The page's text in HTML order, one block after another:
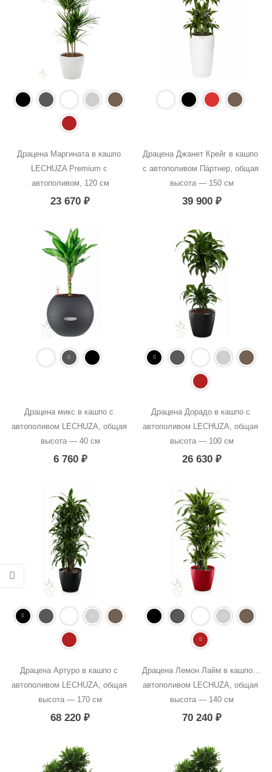
Драцена Маргината в кашпо
LECHUZA Premium с
автополивом, 120 см
23 670₽
Драцена Джанет Крейг в кашпо
с автополивом Пáртнер, общая
высота — 150 см
39 900 ₽
Драцена микс в кашпо с
автополивом LECHUZA, общая
высота — 40 см
6 760 ₽
Драцена Дорадо в кашпо с
автополивом LECHUZA, общая
высота — 100 см
26 630 ₽
Драцена Артуро в кашпо с
автополивом LECHUZA, общая
высота — 170 см
68 220₽
Драцена Лемон Лайм в кашпо с
автополивом LECHUZA, общая
высота — 140 см
70 240 ₽